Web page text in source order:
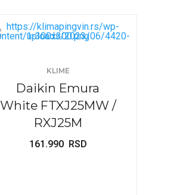
KLIME
Daikin Emura
White FTXJ25MW /
RXJ25M
161.990 RSD